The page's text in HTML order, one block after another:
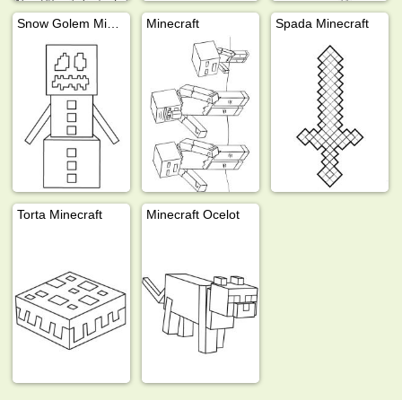
Minecraft Spada Minecraft
Torta Minecraft Minecraft Ocelot